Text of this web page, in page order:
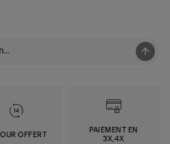
OFFERT
PAIEMENT EN
3X,4X